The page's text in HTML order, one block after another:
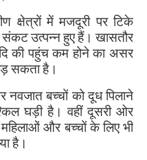
क्षेत्रों में मजदूरी पर टिके
उत्पन्न हुए हैं। खासतौर
की पहुंच कम होने का असर
सकता है।
नवजात बच्चों को दूध पिलाने
घड़ी है। वहीं दूसरी ओर
और बच्चों के लिए भी
है।